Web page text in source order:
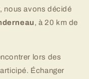
nous avons décidé
, à 20 km de
lors des
Échanger